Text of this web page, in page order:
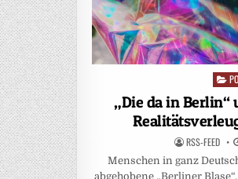
in
„Die da in
RSS-FEED
Menschen in ganz
abgehobene „Berliner